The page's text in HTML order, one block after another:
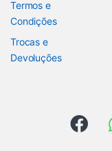
Termos e
Condições
Trocas e
Devoluções